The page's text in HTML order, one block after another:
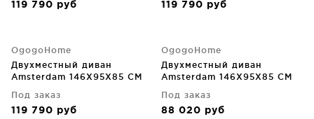
119 790 руб 119 790 руб
OgogoHome
Двухместный диван
Amsterdam 146X95X85 CM
Под заказ
119 790 руб
OgogoHome
Двухместный диван
Amsterdam 146X95X85 CM
Под заказ
88 020 руб